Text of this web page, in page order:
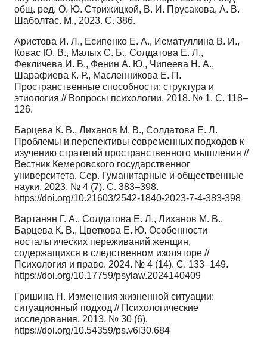
общ. ред. О. Ю. Стрижицкой, В. И. Прусакова, А. В.
Шаболтас. М., 2023. С. 386.
Аристова И. Л., Есипенко Е. А., Исматуллина В. И.,
Ковас Ю. В., Малых С. Б., Солдатова Е. Л.,
Фекличева И. В., Фенин А. Ю., Чипеева Н. А.,
Шарафиева К. Р., Масленникова Е. П.
Пространственные способности: структура и
этиология // Вопросы психологии. 2018. № 1. С. 118–
126.
Барцева К. В., Лиханов М. В., Солдатова Е. Л.
Проблемы и перспективы современных подходов к
изучению стратегий пространственного мышления //
Вестник Кемеровского государственног
университета. Сер. Гуманитарные и общественные
науки. 2023. № 4 (7). C. 383–398.
https://doi.org/10.21603/2542-1840-2023-7-4-383-398
Вартанян Г. А., Солдатова Е. Л., Лиханов М. В.,
Барцева К. В., Цветкова Е. Ю. Особенности
ностальгических переживаний женщин,
содержащихся в следственном изоляторе //
Психология и право. 2024. № 4 (14). C. 133–149.
https://doi.org/10.17759/psylaw.2024140409
Гришина Н. Изменения жизненной ситуации:
ситуационный подход // Психологические
исследования. 2013. № 30 (6).
https://doi.org/10.54359/ps.v6i30.684